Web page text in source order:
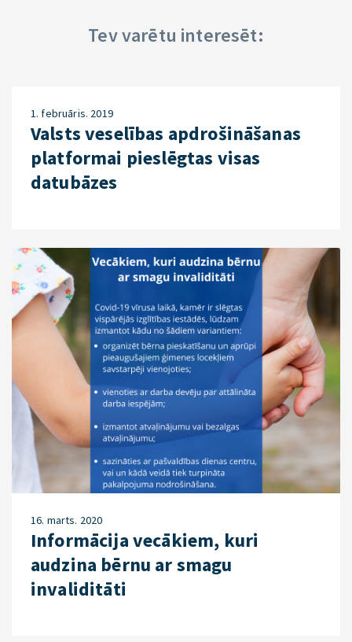
Tev varētu interesēt:
1. februāris. 2019
Valsts veselības apdrošināšanas
platformai pieslēgtas visas
datubāzes
16. marts. 2020
Informācija vecākiem, kuri
audzina bērnu ar smagu
invaliditāti